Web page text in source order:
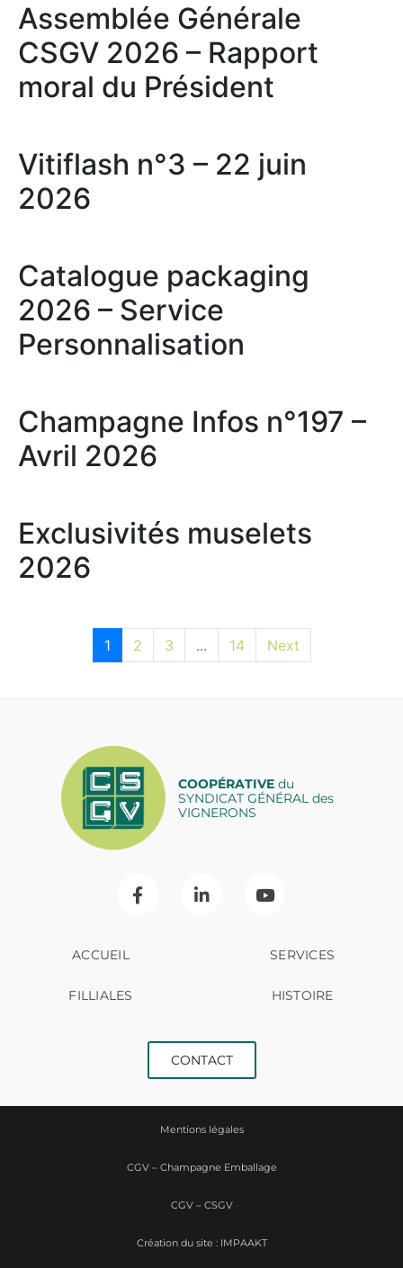
Assemblée Générale
CSGV 2026 – Rapport
moral du Président
Vitiflash n°3 – 22 juin
2026
Catalogue packaging
2026 – Service
Personnalisation
Champagne Infos n°197 –
Avril 2026
Exclusivités muselets
2026
1 2 3 ... 14 Next
COOPÉRATIVEdu
SYNDICAT GÉNÉRAL des
VIGNERONS
ACCUEIL SERVICES
FILLIALES HISTOIRE
CONTACT
Mentions légales
CGV – Champagne Emballage
CGV – CSGV
Création du site : IMPAAKT